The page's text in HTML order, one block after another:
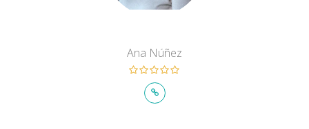
Ana Núñez